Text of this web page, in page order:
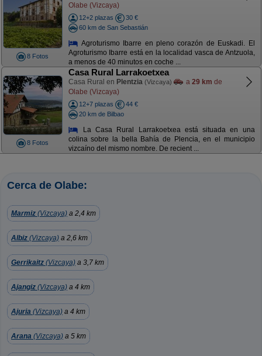
8 Fotos
Olabe (Vizcaya)
12+2 plazas
30 €
60 km de San Sebastián
Agroturismo Ibarre en pleno corazón de Euskadi. El
Agroturismo Ibarre está en la localidad vasca de Antzuola,
a menos de 40 minutos en coche ...
8 Fotos
Casa Rural Larrakoetxea
Casa Rural en Plentzia (Vizcaya) a 29 km de
Olabe (Vizcaya)
12+7 plazas
44 €
20 km de Bilbao
La Casa Rural Larrakoetxea está situada en una
colina sobre la bella Bahía de Plencia, en el municipio
vizcaíno del mismo nombre. De recient ...
Cerca de Olabe:
Marmiz (Vizcaya) a 2,4 km
Albiz (Vizcaya) a 2,6 km
Gerrikaitz (Vizcaya) a 3,7 km
Ajangiz (Vizcaya) a 4 km
Ajuria (Vizcaya) a 4 km
Arana (Vizcaya) a 5 km